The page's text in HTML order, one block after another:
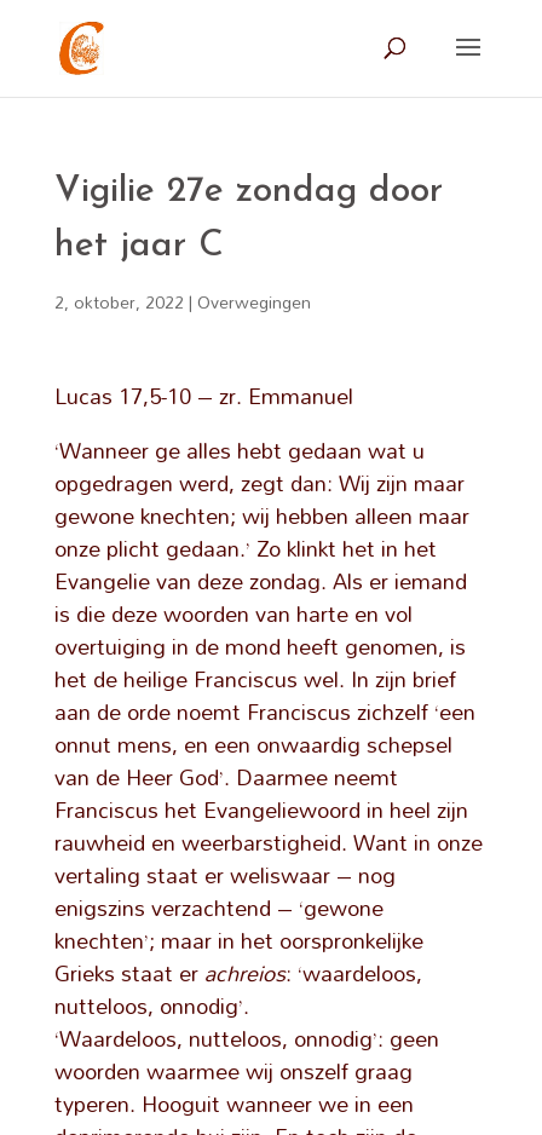
Vigilie 27e zondag door
het jaar C
2, oktober, 2022| Overwegingen
Lucas 17,5-10 – zr. Emmanuel
‘Wanneer ge alles hebt gedaan wat u
opgedragen werd, zegt dan: Wij zijn maar
gewone knechten; wij hebben alleen maar
onze plicht gedaan.’ Zo klinkt het in het
Evangelie van deze zondag. Als er iemand
is die deze woorden van harte en vol
overtuiging in de mond heeft genomen, is
het de heilige Franciscus wel. In zijn brief
aan de orde noemt Franciscus zichzelf ‘een
onnut mens, en een onwaardig schepsel
van de Heer God’. Daarmee neemt
Franciscus het Evangeliewoord in heel zijn
rauwheid en weerbarstigheid. Want in onze
vertaling staat er weliswaar – nog
enigszins verzachtend – ‘gewone
knechten’; maar in het oorspronkelijke
Grieks staat erachreios: ‘waardeloos,
nutteloos, onnodig’.
‘Waardeloos, nutteloos, onnodig’: geen
woorden waarmee wij onszelf graag
typeren. Hooguit wanneer we in een